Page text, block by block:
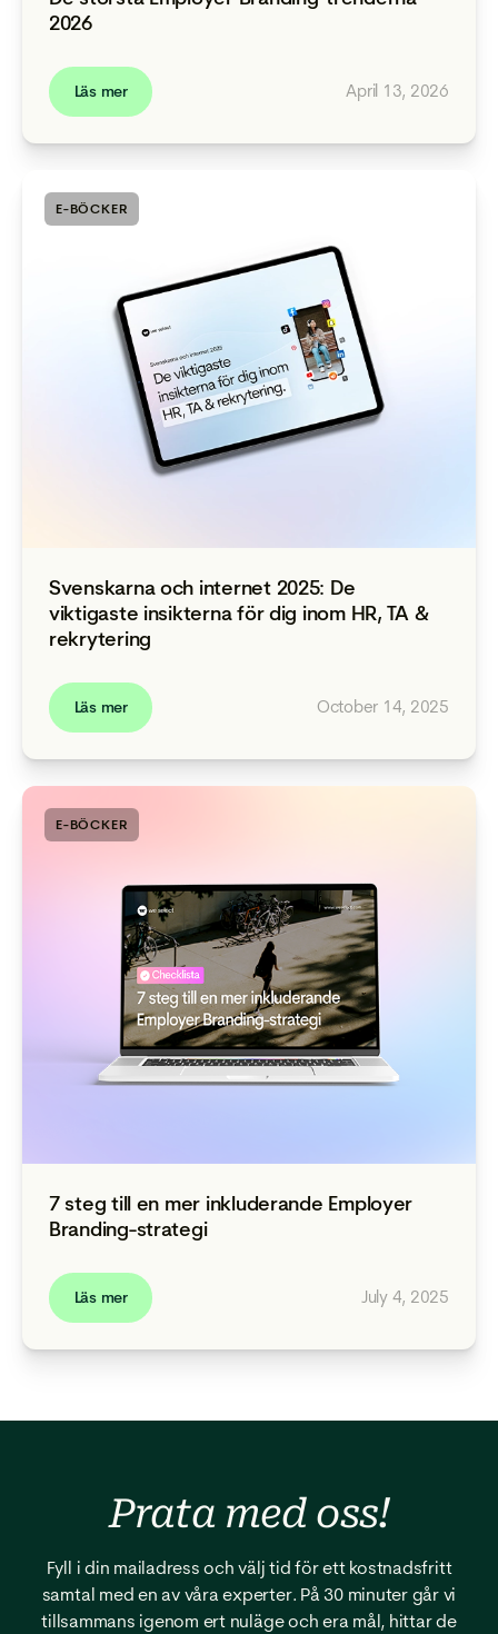
2026
Läs mer April 13, 2026
E-BÖCKER
Svenskarna och internet 2025: De
viktigaste insikterna för dig inom HR, TA &
rekrytering
Läs mer October 14, 2025
E-BÖCKER
7 steg till en mer inkluderande Employer
Branding-strategi
Läs mer July 4, 2025
Prata med oss!
Fyll i din mailadress och välj tid för ett kostnadsfritt
samtal med en av våra experter. På 30 minuter går vi
tillsammans igenom ert nuläge och era mål, hittar de